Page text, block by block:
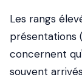
Les rangs
présentations
concernent
souvent